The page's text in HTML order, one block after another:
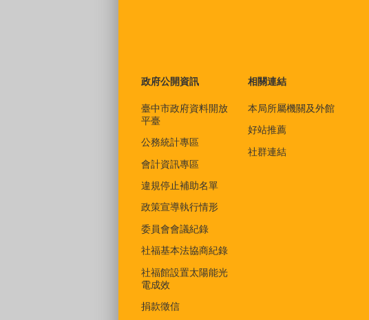
政府公開資訊
臺中市政府資料開放
平臺
公務統計專區
會計資訊專區
違規停止補助名單
政策宣導執行情形
委員會會議紀錄
社福基本法協商紀錄
社福館設置太陽能光
電成效
捐款徵信
相關連結
本局所屬機關及外館
好站推薦
社群連結